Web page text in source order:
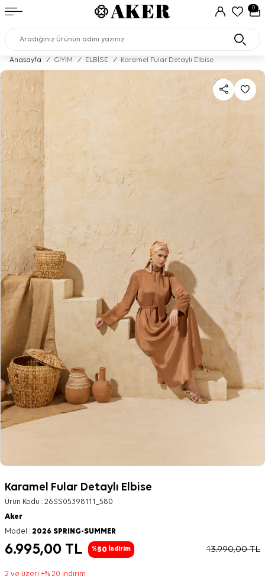
0
Anasayfa / GİYİM / ELBİSE / Karamel Fular Detaylı Elbise
Karamel Fular Detaylı Elbise
Ürün Kodu : 26SS05398111_580
Aker
Model : 2026 SPRING-SUMMER
6.995,00 TL %50 İndirim 13.990,00TL
2 ve üzeri +% 20 indirim